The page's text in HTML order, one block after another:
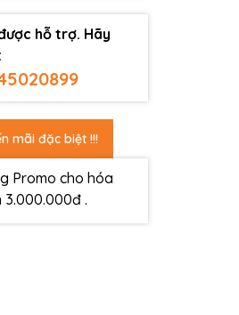
hỗ trợ. Hãy
mãi đặc biệt !!!
Promo cho hóa
.